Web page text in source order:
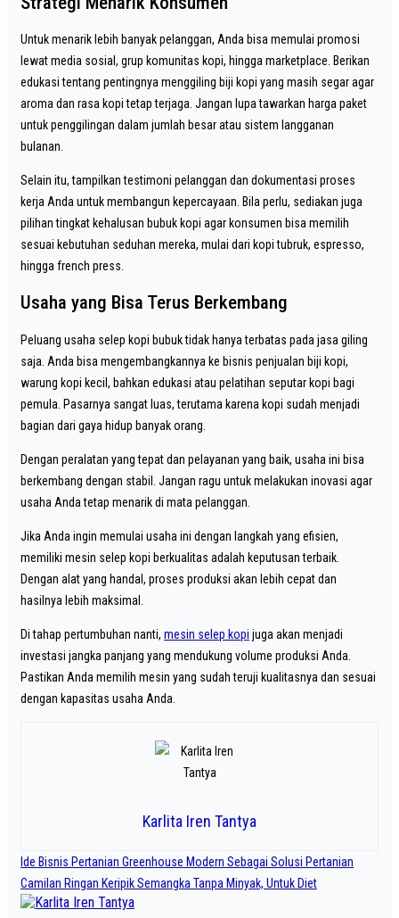
Untuk menarik lebih banyak pelanggan, Anda bisa memulai promosi
lewat media sosial, grup komunitas kopi, hingga marketplace. Berikan
edukasi tentang pentingnya menggiling biji kopi yang masih segar agar
aroma dan rasa kopi tetap terjaga. Jangan lupa tawarkan harga paket
untuk penggilingan dalam jumlah besar atau sistem langganan
bulanan.
Selain itu, tampilkan testimoni pelanggan dan dokumentasi proses
kerja Anda untuk membangun kepercayaan. Bila perlu, sediakan juga
pilihan tingkat kehalusan bubuk kopi agar konsumen bisa memilih
sesuai kebutuhan seduhan mereka, mulai dari kopi tubruk, espresso,
hingga french press.
Usaha yang Bisa Terus Berkembang
Peluang usaha selep kopi bubuk tidak hanya terbatas pada jasa giling
saja. Anda bisa mengembangkannya ke bisnis penjualan biji kopi,
warung kopi kecil, bahkan edukasi atau pelatihan seputar kopi bagi
pemula. Pasarnya sangat luas, terutama karena kopi sudah menjadi
bagian dari gaya hidup banyak orang.
Dengan peralatan yang tepat dan pelayanan yang baik, usaha ini bisa
berkembang dengan stabil. Jangan ragu untuk melakukan inovasi agar
usaha Anda tetap menarik di mata pelanggan.
Jika Anda ingin memulai usaha ini dengan langkah yang efisien,
memiliki mesin selep kopi berkualitas adalah keputusan terbaik.
Dengan alat yang handal, proses produksi akan lebih cepat dan
hasilnya lebih maksimal.
Di tahap pertumbuhan nanti, mesin selep kopi juga akan menjadi
investasi jangka panjang yang mendukung volume produksi Anda.
Pastikan Anda memilih mesin yang sudah teruji kualitasnya dan sesuai
dengan kapasitas usaha Anda.
Karlita Iren Tantya
Navigasi
pos
Ide Bisnis Pertanian Greenhouse Modern Sebagai Solusi Pertanian
Camilan Ringan Keripik Semangka Tanpa Minyak, Untuk Diet